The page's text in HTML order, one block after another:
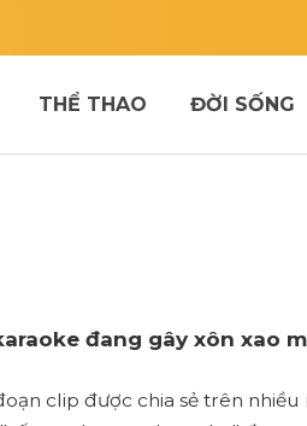
THỂ THAO ĐỜI SỐNG
đang gây xôn xao
clip được chia sẻ trên nhiều